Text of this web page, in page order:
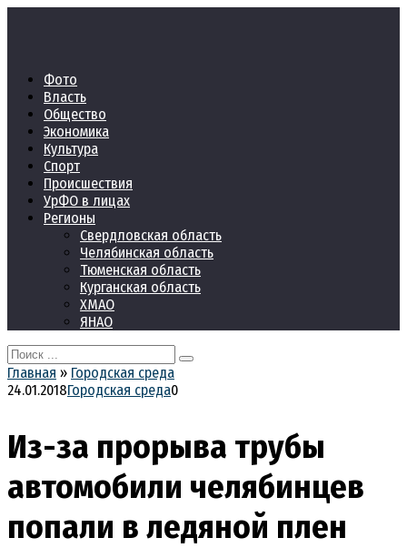
Фото
Власть
Общество
Экономика
Культура
Спорт
Происшествия
УрФО в лицах
Регионы
Свердловская область
Челябинская область
Тюменская область
Курганская область
ХМАО
ЯНАО
Search
for:
Главная » Городская среда
24.01.2018Городская среда0
Из-за прорыва трубы
автомобили челябинцев
попали в ледяной плен